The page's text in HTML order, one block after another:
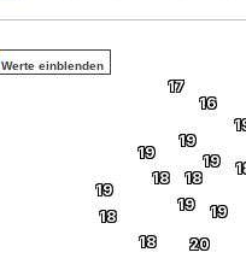
Werte einblenden
20
19 19
18
19
18
18
19
16
18
17
19
19